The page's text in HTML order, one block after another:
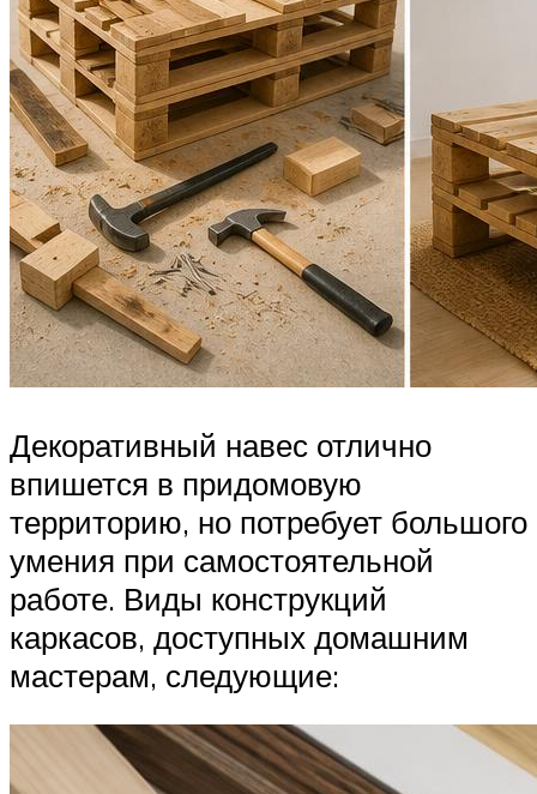
Декоративный навес отлично
впишется в придомовую
территорию, но потребует большого
умения при самостоятельной
работе. Виды конструкций
каркасов, доступных домашним
мастерам, следующие: